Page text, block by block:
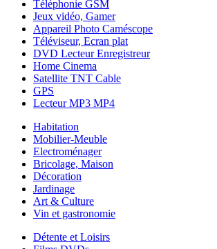
Téléphonie GSM
Jeux vidéo, Gamer
Appareil Photo Caméscope
Téléviseur, Ecran plat
DVD Lecteur Enregistreur
Home Cinema
Satellite TNT Cable
GPS
Lecteur MP3 MP4
Habitation
Mobilier-Meuble
Electroménager
Bricolage, Maison
Décoration
Jardinage
Art & Culture
Vin et gastronomie
Détente et Loisirs